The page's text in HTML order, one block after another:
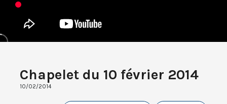
Chapelet du 10 février 2014
10/02/2014